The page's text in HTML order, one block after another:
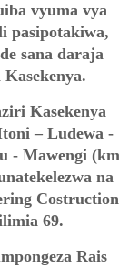
vyuma vya
pasipotakiwa,
sana daraja
Kasekenya
– Ludewa -
- Mawengi (km
na
Costruction
69.
Rais